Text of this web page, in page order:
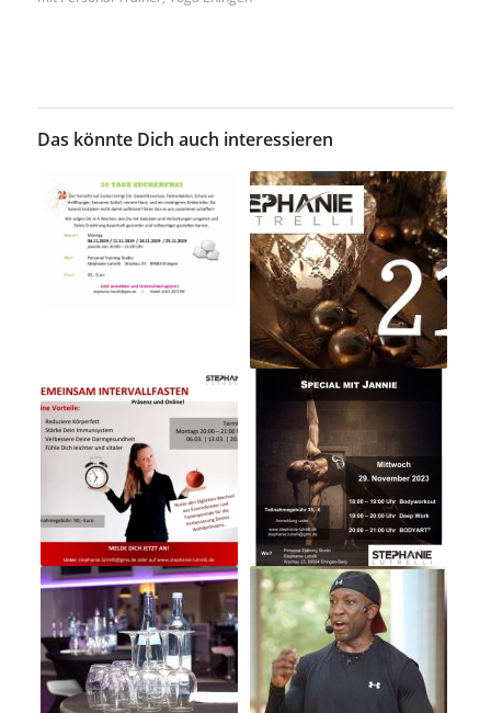
Das könnte Dich auch interessieren